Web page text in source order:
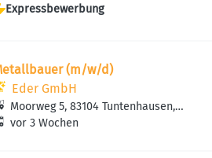
Expressbewerbung
(m/w/d)
Eder GmbH
Moorweg 5, 83104 Tuntenhausen,
Deutschland
:
vor 3 Wochen